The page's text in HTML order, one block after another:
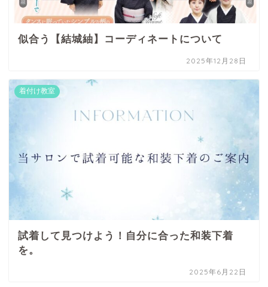
似合う【結城紬】コーディネートについて
2025年12月28日
着付け教室
試着して見つけよう！自分に合った和装下着
を。
2025年6月22日